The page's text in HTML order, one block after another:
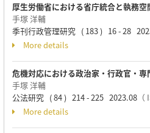
厚生労働省における省庁統合と執務空
手塚 洋輔
季刊行政管理研究 ( 183 ) 16 - 28
More details
危機対応における政治家・行政官・
手塚 洋輔
公法研究 ( 84 ) 214 - 225 2023.08（
More details